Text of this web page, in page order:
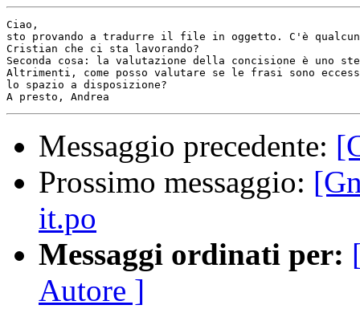
Ciao,
sto provando a tradurre il file in oggetto. C'è
Cristian che ci sta lavorando?
Seconda cosa: la valutazione della concisione è uno
Altrimenti, come posso valutare se le frasi sono
lo spazio a disposizione?
Messaggio precedente:
Prossimo messaggio:
it.po
Messaggi ordinati per:
Autore ]